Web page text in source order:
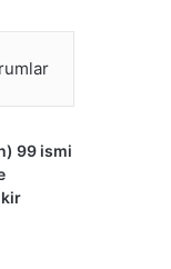
99 ismi